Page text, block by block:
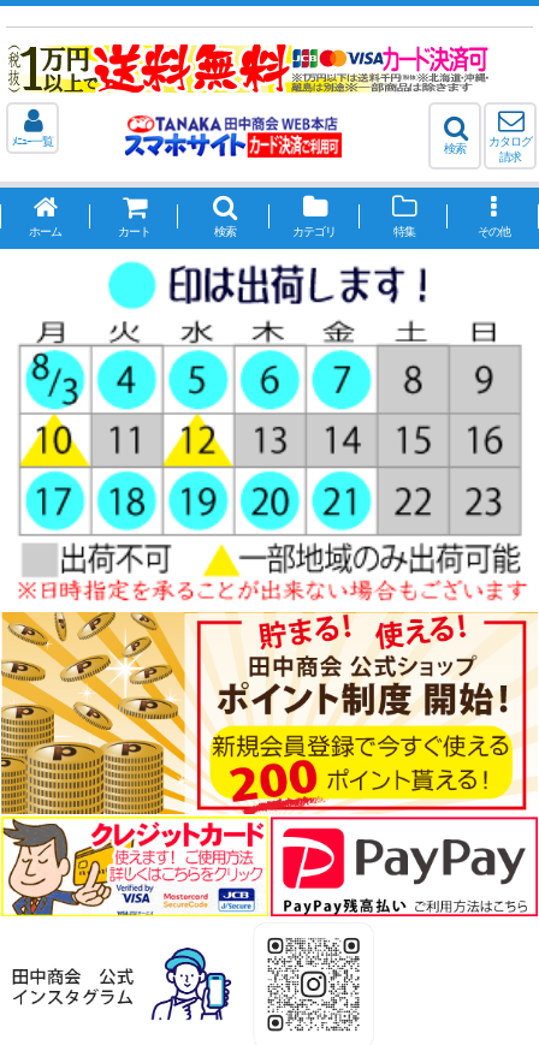
ﾒﾆｭｰ一覧
検索
カタログ
請求
ホーム カート 検索 カテゴリ 特集 その他